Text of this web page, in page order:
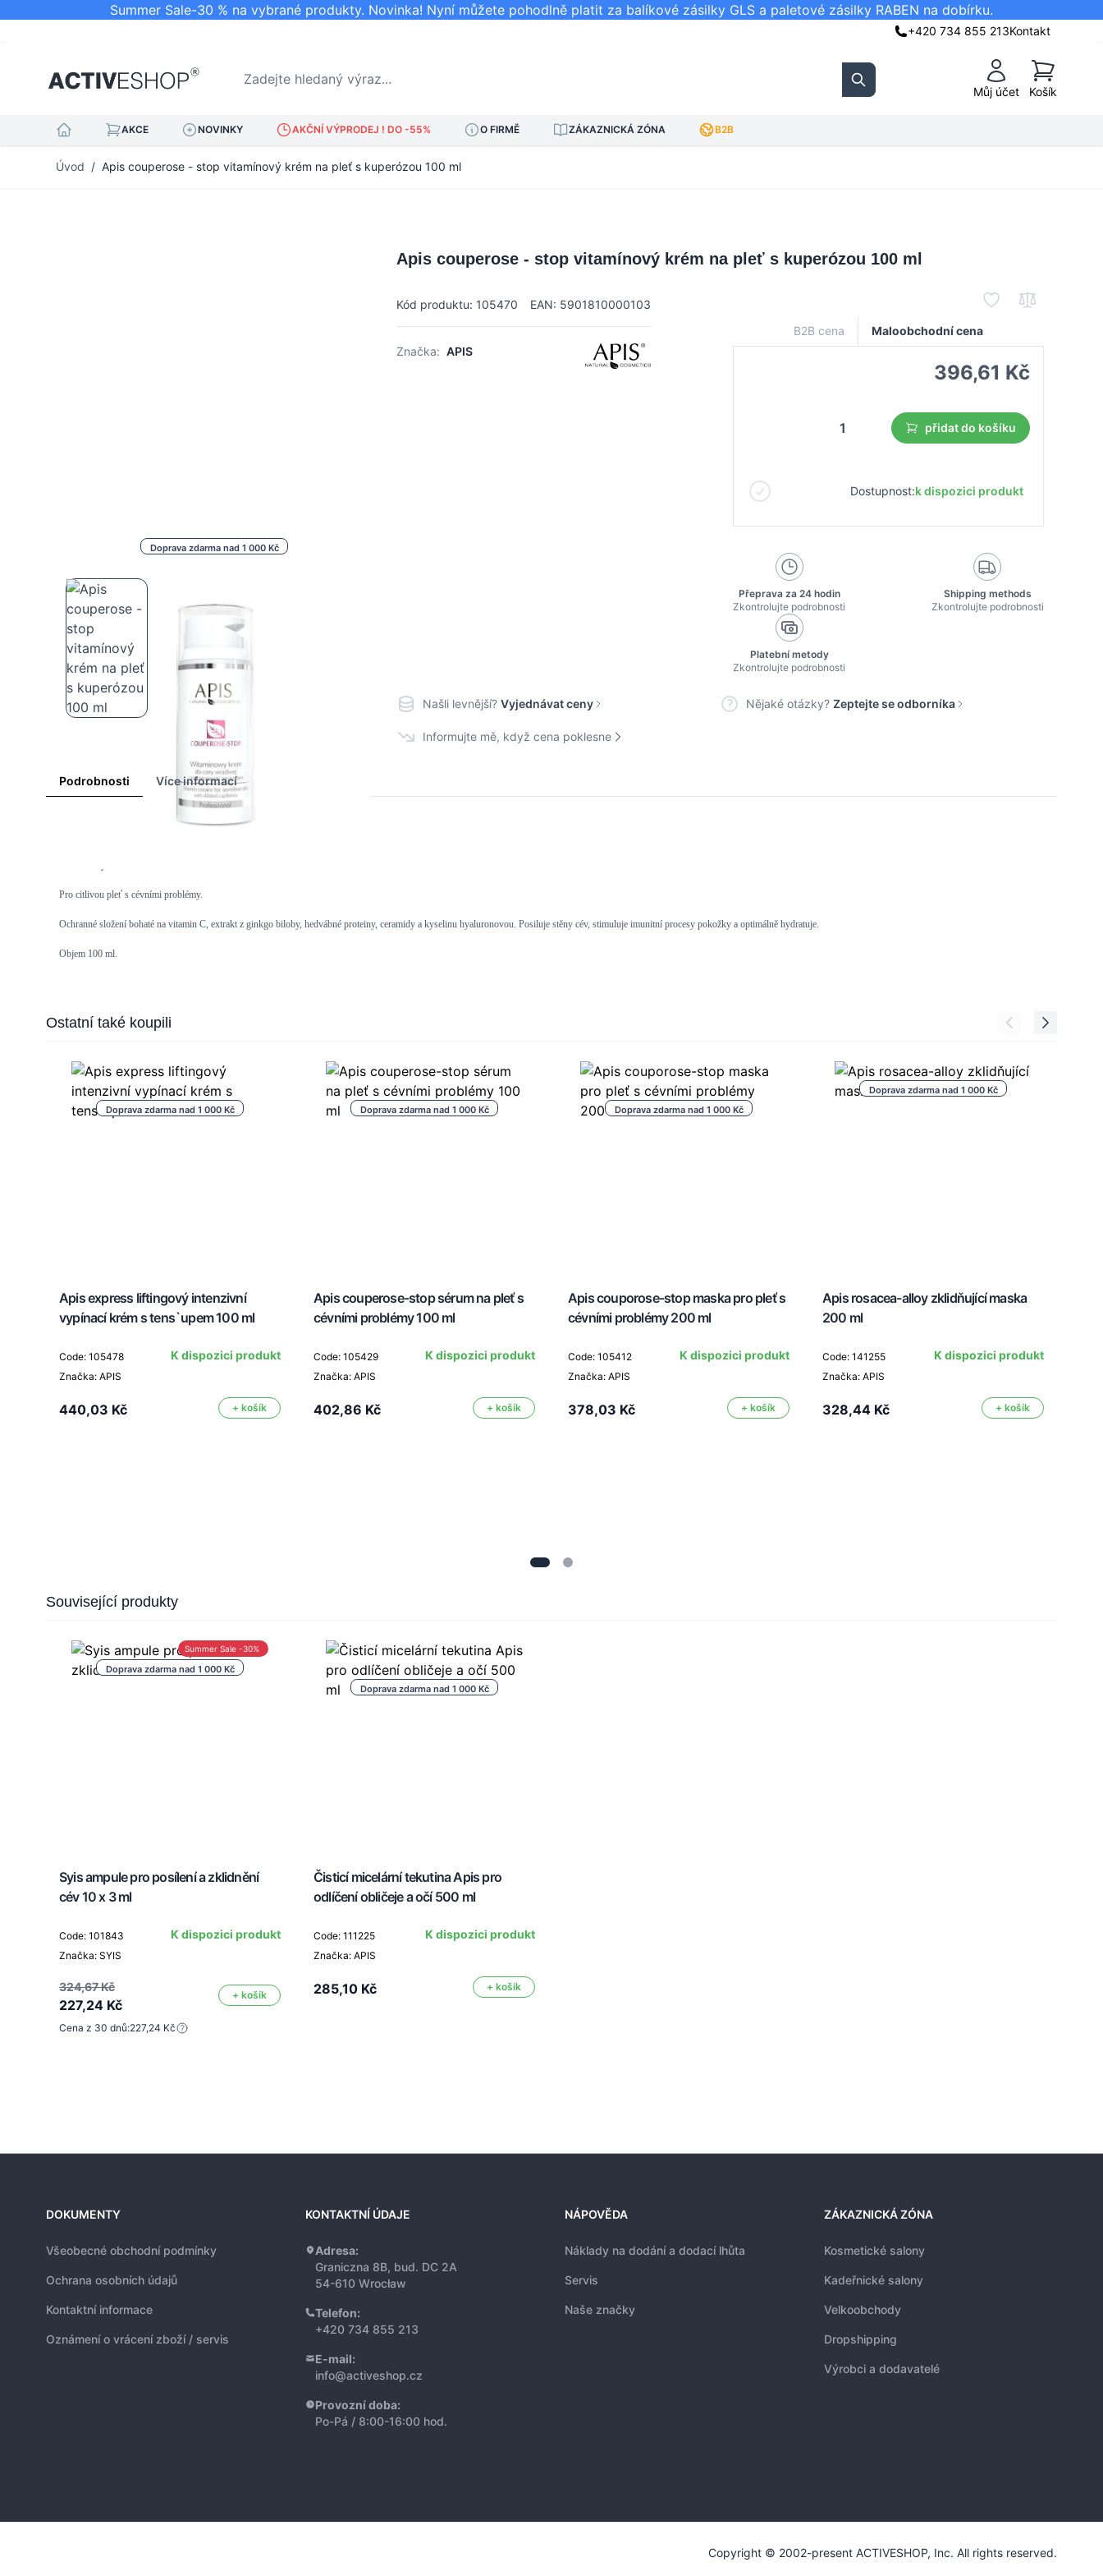
Summer Sale-30 % na vybrané produkty. Novinka! Nyní můžete pohodlně platit za balíkové zásilky GLS a paletové zásilky RABEN na dobírku.
+420 734 855 213Kontakt
Zadejte hledaný výraz...
Search Můj účet
Košík
Košík
AKCE NOVINKY AKČNÍ VÝPRODEJ ! DO -55% O FIRMĚ ZÁKAZNICKÁ ZÓNA B2B
Úvod / Apis couperose - stop vitamínový krém na pleť s kuperózou 100 ml
Doprava zdarma nad 1 000 Kč
Apis couperose - stop vitamínový krém na pleť s kuperózou 100 ml
Kód produktu: 105470 EAN: 5901810000103
Značka: APIS
B2B cena Maloobchodní cena
396,61 Kč
přidat do košíku
Dostupnost:k dispozici produkt
Přeprava za 24 hodin
Zkontrolujte podrobnosti
Shipping methods
Zkontrolujte podrobnosti
Platební metody
Zkontrolujte podrobnosti
Našli levnější? Vyjednávat ceny Nějaké otázky? Zeptejte se odborníka
Informujte mě, když cena poklesne
Podrobnosti Více informací
Pro citlivou pleť s cévními problémy.
Ochranné složení bohaté na vitamin C, extrakt z ginkgo biloby, hedvábné proteiny, ceramidy a kyselinu hyaluronovou. Posiluje stěny cév, stimuluje imunitní procesy pokožky a optimálně hydratuje.
Objem 100 ml.
Press to skip carousel
Ostatní také koupili
Doprava zdarma nad 1 000 Kč
Apis express liftingový intenzivní
vypínací krém s tens`upem 100 ml
Code: 105478
Značka: APIS
K dispozici produkt
440,03 Kč + košík
Doprava zdarma nad 1 000 Kč
Apis couperose-stop sérum na pleť s
cévními problémy 100 ml
Code: 105429
Značka: APIS
K dispozici produkt
402,86 Kč + košík
Doprava zdarma nad 1 000 Kč
Apis couporose-stop maska pro pleť s
cévními problémy 200 ml
Code: 105412
Značka: APIS
K dispozici produkt
378,03 Kč + košík
Doprava zdarma nad 1 000 Kč
Apis rosacea-alloy zklidňující maska
200 ml
Code: 141255
Značka: APIS
K dispozici produkt
328,44 Kč + košík
Press to skip carousel
Související produkty
Doprava zdarma nad 1 000 Kč
Summer Sale -30%
Syis ampule pro posílení a zklidnění
cév 10 x 3 ml
Code: 101843
Značka: SYIS
K dispozici produkt
324,67 Kč
227,24 Kč
+ košík
Cena z 30 dnů:227,24 Kč
Doprava zdarma nad 1 000 Kč
Čisticí micelární tekutina Apis pro
odlíčení obličeje a očí 500 ml
Code: 111225
Značka: APIS
K dispozici produkt
285,10 Kč + košík
DOKUMENTY
Všeobecné obchodní podmínky
Ochrana osobních údajů
Kontaktní informace
Oznámení o vrácení zboží / servis
KONTAKTNÍ ÚDAJE
Adresa:
Graniczna 8B, bud. DC 2A
54-610 Wrocław
Telefon:
+420 734 855 213
E-mail:
info@activeshop.cz
Provozní doba:
Po-Pá / 8:00-16:00 hod.
NÁPOVĚDA
Náklady na dodání a dodací lhůta
Servis
Naše značky
ZÁKAZNICKÁ ZÓNA
Kosmetické salony
Kadeřnické salony
Velkoobchody
Dropshipping
Výrobci a dodavatelé
Copyright © 2002-present ACTIVESHOP, Inc. All rights reserved.